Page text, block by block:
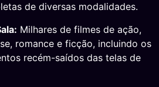
de diversas modalidades.
Milhares de filmes de ação,
romance e ficção, incluindo os
recém-saídos das telas de